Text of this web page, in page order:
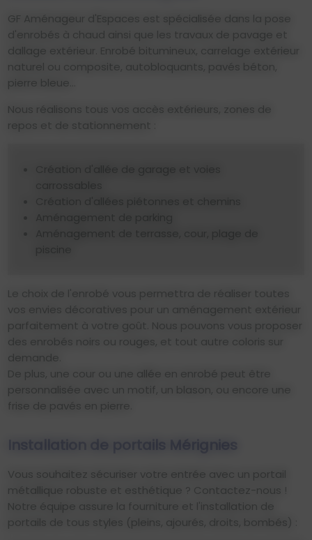
GF Aménageur d'Espaces est spécialisée dans la pose
d'enrobés à chaud ainsi que les travaux de pavage et
dallage extérieur. Enrobé bitumineux, carrelage extérieur
naturel ou composite, autobloquants, pavés béton,
pierre bleue...
Nous réalisons tous vos accès extérieurs, zones de
repos et de stationnement :
Le choix de l'enrobé vous permettra de réaliser toutes
vos envies décoratives pour un aménagement extérieur
parfaitement à votre goût. Nous pouvons vous proposer
des enrobés noirs ou rouges, et tout autre coloris sur
demande.
De plus, une cour ou une allée en enrobé peut être
personnalisée avec un motif, un blason, ou encore une
frise de pavés en pierre.
Installation de portails Mérignies
Vous souhaitez sécuriser votre entrée avec un portail
métallique robuste et esthétique ? Contactez-nous !
Notre équipe assure la fourniture et l'installation de
portails de tous styles (pleins, ajourés, droits, bombés) :